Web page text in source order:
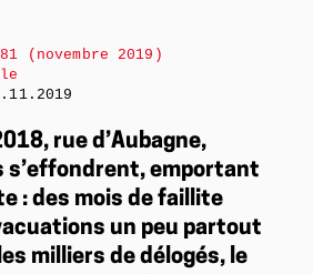
rue d’Aubagne,
s’effondrent, emportant
: des mois de faillite
un peu partout
milliers de délogés, le
(novembre 2019)